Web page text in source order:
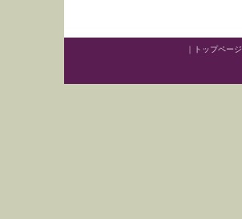
｜ トップページ